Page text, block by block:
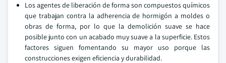
Los agentes de liberación de forma son compuestos químicos
que trabajan contra la adherencia de hormigón a moldes o
obras de forma, por lo que la demolición suave se hace
posible junto con un acabado muy suave a la superficie. Estos
factores siguen fomentando su mayor uso porque las
construcciones exigen eficiencia y durabilidad.